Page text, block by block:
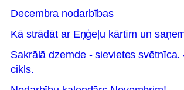
Decembra nodarbības
Kā strādāt ar Eņģeļu kārtīm un
Sakrālā dzemde - sievietes svētnīca.
cikls.